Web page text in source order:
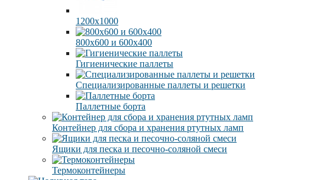
1200х1000
800х600 и 600х400
Гигиенические паллеты
Специализированные паллеты и решетки
Паллетные борта
Контейнер для сбора и хранения ртутных ламп
Ящики для песка и песочно-соляной смеси
Термоконтейнеры